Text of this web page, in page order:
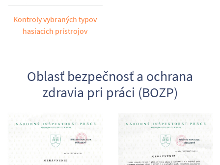
Kontroly vybraných typov
hasiacich prístrojov
Oblasť bezpečnosť a ochrana
zdravia pri práci (BOZP)